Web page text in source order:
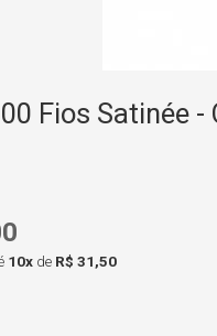
Fios Satinée -
10x de R$ 31,50